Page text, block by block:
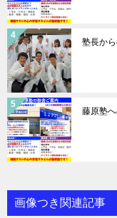
塾長か
藤原塾
画像つき関連記事